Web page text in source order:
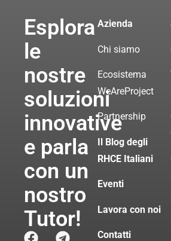
Esplora
le
nostre
soluzioni
innovative
e parla
con un
nostro
Tutor!
Azienda
Chi siamo
Ecosistema
WeAreProject
Partnership
Il Blog degli
RHCE Italiani
Eventi
Lavora con noi
Contatti